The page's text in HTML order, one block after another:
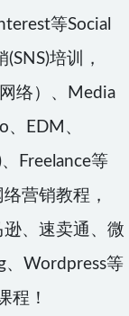
等Social
培训，
络）、Media
、EDM、
Freelance等
营销教程，
逊、速卖通、微
Wordpress等
程！